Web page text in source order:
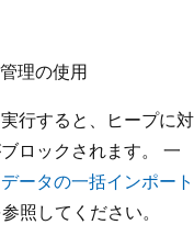
理の使用
行すると、ヒープに対
ロックされます。 一
データの一括インポート
照してください。